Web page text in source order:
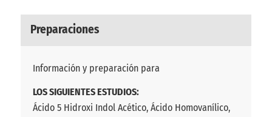
Preparaciones
Información y preparación para
LOS SIGUIENTES ESTUDIOS:
Ácido 5 Hidroxi Indol Acético, Ácido Homovanílico,